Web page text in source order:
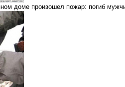
доме произошел пожар: погиб